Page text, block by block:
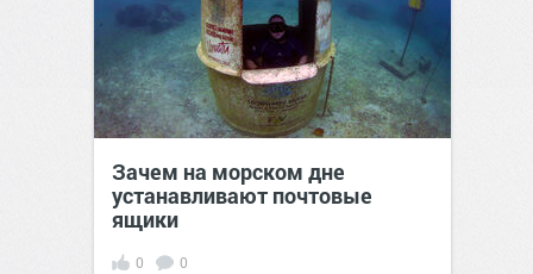
Зачем на морском дне
устанавливают почтовые
ящики
0 0